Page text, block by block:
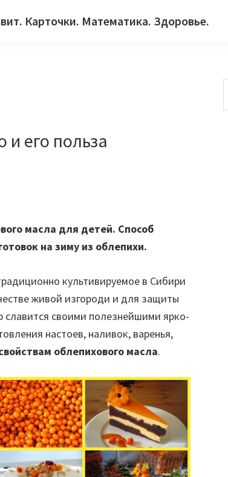
Карточки. Математика. Здоровье.
его польза
масла для детей. Способ
на зиму из облепихи.
культивируемое в Сибири
живой изгороди и для защиты
славится своими полезнейшими ярко-
настоев, наливок, варенья,
облепихового масла.